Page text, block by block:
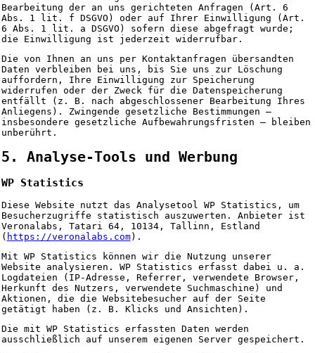
Bearbeitung der an uns gerichteten Anfragen (Art. 6
Abs. 1 lit. f DSGVO) oder auf Ihrer Einwilligung (Art.
6 Abs. 1 lit. a DSGVO) sofern diese abgefragt wurde;
die Einwilligung ist jederzeit widerrufbar.
Die von Ihnen an uns per Kontaktanfragen übersandten
Daten verbleiben bei uns, bis Sie uns zur Löschung
auffordern, Ihre Einwilligung zur Speicherung
widerrufen oder der Zweck für die Datenspeicherung
entfällt (z. B. nach abgeschlossener Bearbeitung Ihres
Anliegens). Zwingende gesetzliche Bestimmungen –
insbesondere gesetzliche Aufbewahrungsfristen – bleiben
unberührt.
5. Analyse-Tools und Werbung
WP Statistics
Diese Website nutzt das Analysetool WP Statistics, um
Besucherzugriffe statistisch auszuwerten. Anbieter ist
Veronalabs, Tatari 64, 10134, Tallinn, Estland
( https://veronalabs.com).
Mit WP Statistics können wir die Nutzung unserer
Website analysieren. WP Statistics erfasst dabei u. a.
Logdateien (IP-Adresse, Referrer, verwendete Browser,
Herkunft des Nutzers, verwendete Suchmaschine) und
Aktionen, die die Websitebesucher auf der Seite
getätigt haben (z. B. Klicks und Ansichten).
Die mit WP Statistics erfassten Daten werden
ausschließlich auf unserem eigenen Server gespeichert.